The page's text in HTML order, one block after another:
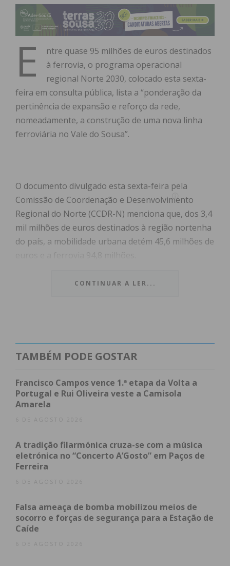
E
ntre quase 95 milhões de euros destinados
à ferrovia, o programa operacional
regional Norte 2030, colocado esta sexta-
feira em consulta pública, lista a “ponderação da
pertinência de expansão e reforço da rede,
nomeadamente, a construção de uma nova linha
ferroviária no Vale do Sousa”.
O documento divulgado esta sexta-feira pela
Comissão de Coordenação e Desenvolvimento
Regional do Norte (CCDR-N) menciona que, dos 3,4
mil milhões de euros destinados à região nortenha
do país, a mobilidade urbana detém 45,6 milhões de
Para a ferrovia, está prevista uma série de ações na
Além de “intervenções na Linha do Douro, Marco-
Régua e Régua-Pocinho, na Linha do Vouga”, o
programa operacionalapresentado inclui a
“ponderação da pertinência de expansão e reforço
da rede, nomeadamente, a construção de uma nova
O relatório descreve o Tâmega e Sousa como um
subsistema caracterizado pela “heterogeneidade
do) Sousa e a realidade (mais) rural do (Baixo)
Tâmega”.
CONTINUAR A LER...
TAMBÉM PODE GOSTAR
Francisco Campos vence 1.ª etapa da Volta a
Portugal e Rui Oliveira veste a Camisola
Amarela
6 DE AGOSTO 2026
A tradição filarmónica cruza-se com a música
eletrónica no “Concerto A’Gosto” em Paços de
Ferreira
6 DE AGOSTO 2026
Falsa ameaça de bomba mobilizou meios de
socorro e forças de segurança para a Estação de
Caíde
6 DE AGOSTO 2026